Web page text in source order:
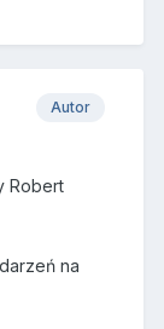
Autor
Robert
na